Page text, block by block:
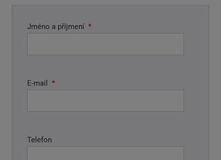
Jméno a příjmení *
E-mail *
Telefon